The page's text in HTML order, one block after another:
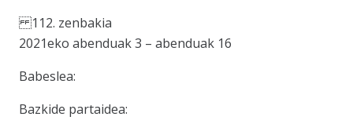
112. zenbakia
2021eko abenduak 3 – abenduak 16
Babeslea:
Bazkide partaidea: